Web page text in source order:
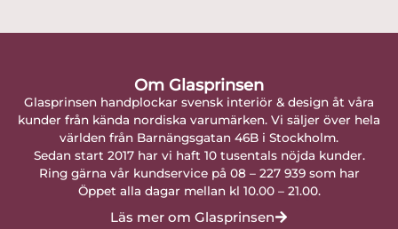
Om Glasprinsen
Glasprinsen handplockar svensk interiör & design åt våra
kunder från kända nordiska varumärken. Vi säljer över hela
världen från Barnängsgatan 46B i Stockholm.
Sedan start 2017 har vi haft 10 tusentals nöjda kunder.
Ring gärna vår kundservice på 08 – 227 939 som har
Öppet alla dagar mellan kl 10.00 – 21.00.
Läs mer om Glasprinsen